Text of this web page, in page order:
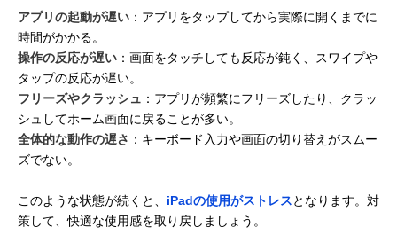
アプリの起動が遅い ：アプリをタップしてから実際に開くまでに
時間がかかる。
操作の反応が遅い ：画面をタッチしても反応が鈍く、スワイプや
タップの反応が遅い。
フリーズやクラッシュ ：アプリが頻繁にフリーズしたり、クラッ
シュしてホーム画面に戻ることが多い。
全体的な動作の遅さ ：キーボード入力や画面の切り替えがスムー
ズでない。
このような状態が続くと、 iPadの使用がストレスとなります。対
策して、快適な使用感を取り戻しましょう。